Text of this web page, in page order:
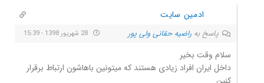
ادمین سایت
پاسخ به راضیه حقانی ولی پور
سلام وقت بخیر
داخل ایران افراد زیادی هستند که میتونین باهاشون ارتباط برقرار